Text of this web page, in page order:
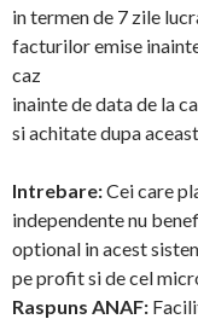
in termen de 7 zile
facturilor emise
caz
inainte de data de la
si achitate dupa
Intrebare:Cei care
independente nu
optional in acest
pe profit si de cel
Raspuns ANAF: